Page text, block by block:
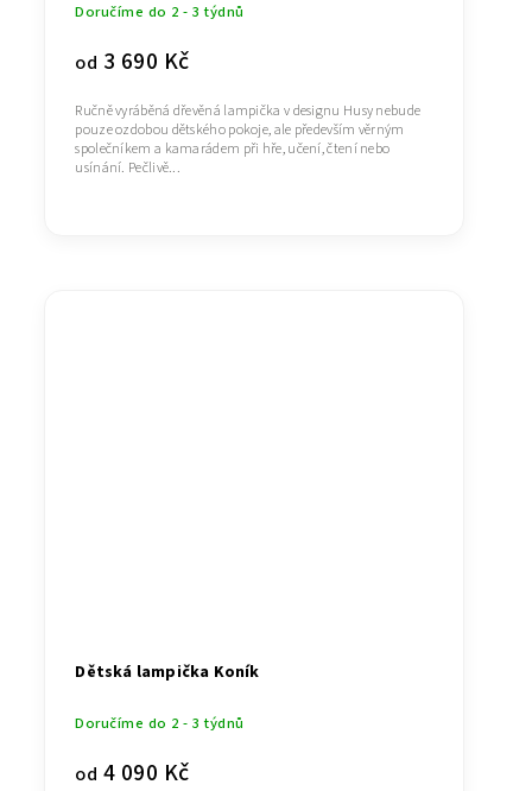
Doručíme do 2 - 3 týdnů
od 3 690 Kč
Ručně vyráběná dřevěná lampička v designu Husy nebude
pouze ozdobou dětského pokoje, ale především věrným
společníkem a kamarádem při hře, učení, čtení nebo
usínání. Pečlivě...
Dětská lampička Koník
Doručíme do 2 - 3 týdnů
od 4 090 Kč